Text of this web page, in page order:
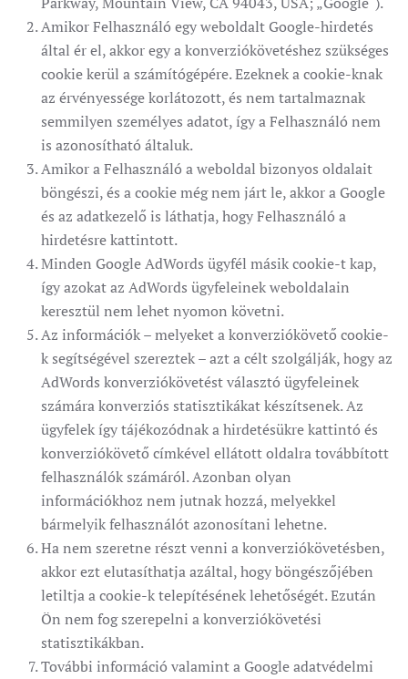
Amikor Felhasználó egy weboldalt Google-hirdetés
által ér el, akkor egy a konverziókövetéshez szükséges
cookie kerül a számítógépére. Ezeknek a cookie-knak
az érvényessége korlátozott, és nem tartalmaznak
semmilyen személyes adatot, így a Felhasználó nem
is azonosítható általuk.
Amikor a Felhasználó a weboldal bizonyos oldalait
böngészi, és a cookie még nem járt le, akkor a Google
és az adatkezelő is láthatja, hogy Felhasználó a
hirdetésre kattintott.
Minden Google AdWords ügyfél másik cookie-t kap,
így azokat az AdWords ügyfeleinek weboldalain
keresztül nem lehet nyomon követni.
Az információk – melyeket a konverziókövető cookie-
k segítségével szereztek – azt a célt szolgálják, hogy az
AdWords konverziókövetést választó ügyfeleinek
számára konverziós statisztikákat készítsenek. Az
ügyfelek így tájékozódnak a hirdetésükre kattintó és
konverziókövető címkével ellátott oldalra továbbított
felhasználók számáról. Azonban olyan
információkhoz nem jutnak hozzá, melyekkel
bármelyik felhasználót azonosítani lehetne.
Ha nem szeretne részt venni a konverziókövetésben,
akkor ezt elutasíthatja azáltal, hogy böngészőjében
letiltja a cookie-k telepítésének lehetőségét. Ezután
Ön nem fog szerepelni a konverziókövetési
statisztikákban.
További információ valamint a Google adatvédelmi